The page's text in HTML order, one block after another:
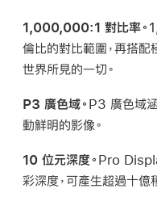
1,000,000:1 對比率。
倫比的對比範圍，再搭配
世界所見的一切。
P3 廣色域。 P3 廣色域
動鮮明的影像。
10 位元深度。 Pro
彩深度，可產生超過十億